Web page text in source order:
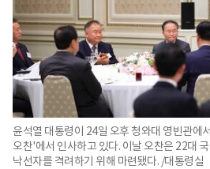
윤석열 대통령이 24일 오후 청와대 영빈관에
오찬'에서 인사하고 있다. 이날 오찬은 22대
낙선자를 격려하기 위해 마련됐다. /대통령실